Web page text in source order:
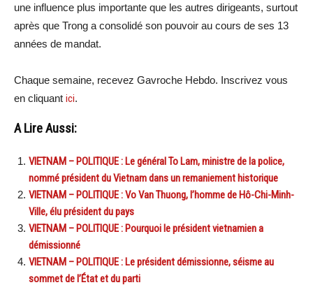
une influence plus importante que les autres dirigeants, surtout
après que Trong a consolidé son pouvoir au cours de ses 13
années de mandat.
Chaque semaine, recevez Gavroche Hebdo. Inscrivez vous
en cliquant ici.
A Lire Aussi:
VIETNAM – POLITIQUE : Le général To Lam, ministre de la police,
nommé président du Vietnam dans un remaniement historique
VIETNAM – POLITIQUE : Vo Van Thuong, l’homme de Hô-Chi-Minh-
Ville, élu président du pays
VIETNAM – POLITIQUE : Pourquoi le président vietnamien a
démissionné
VIETNAM – POLITIQUE : Le président démissionne, séisme au
sommet de l’État et du parti